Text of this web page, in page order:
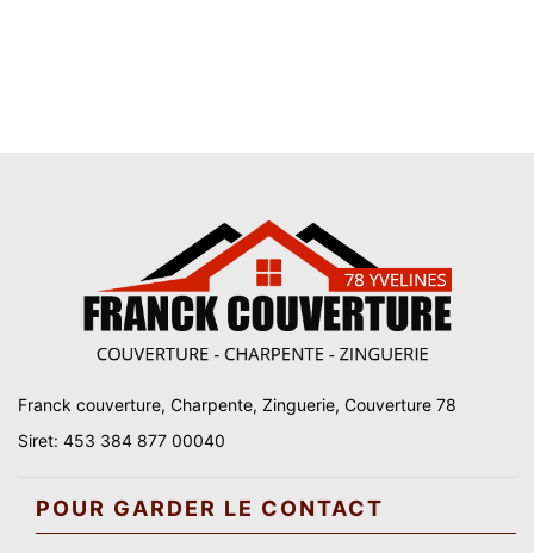
Franck couverture, Charpente, Zinguerie, Couverture 78
Siret: 453 384 877 00040
POUR GARDER LE CONTACT